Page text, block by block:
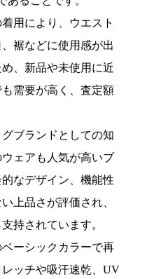
用により、ウエスト
裾などに使用感が出
、新品や未使用に近
需要が高く、査定額
ブランドとしての知
ェアも人気が高いブ
なデザイン、機能性
上品さが評価され、
持されています。
ーシックカラーで再
ッチや吸汗速乾、UV